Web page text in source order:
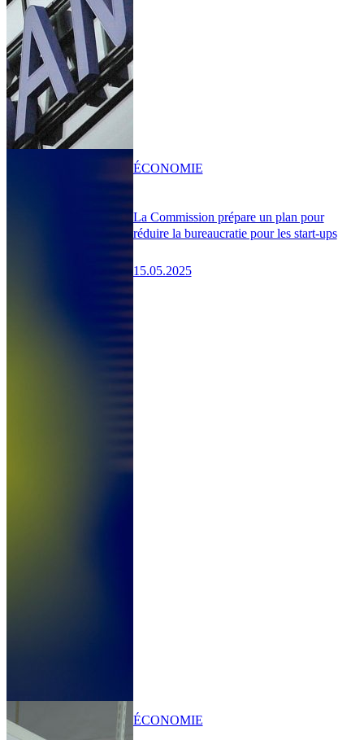
La Commission prépare un plan pour
réduire la bureaucratie pour les start-ups
15.05.2025
ÉCONOMIE
ÉCONOMIE